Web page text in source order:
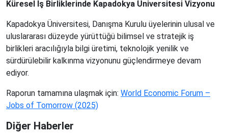
Küresel İş Birliklerinde Kapadokya Üniversitesi Vizyonu
Kapadokya Üniversitesi, Danışma Kurulu üyelerinin ulusal ve
uluslararası düzeyde yürüttüğü bilimsel ve stratejik iş
birlikleri aracılığıyla bilgi üretimi, teknolojik yenilik ve
sürdürülebilir kalkınma vizyonunu güçlendirmeye devam
ediyor.
Raporun tamamına ulaşmak için: World Economic Forum –
Jobs of Tomorrow (2025)
Diğer Haberler